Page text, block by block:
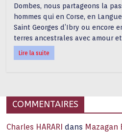
Dombes, nous partageons la
hommes qui en Corse, en
Saint Georges d’Ibry ou encore
terres ancestrales avec amour
Lire la suite
COMMENTAIRES
Charles HARARI dans Mazagan